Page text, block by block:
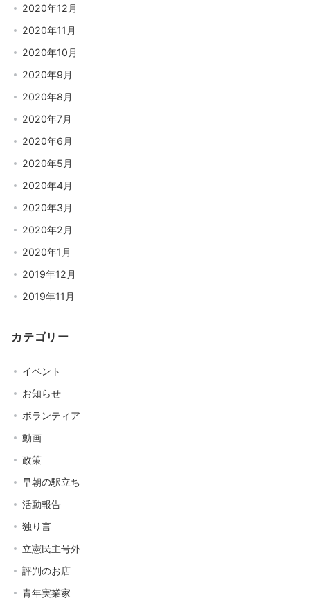
2020年12月
2020年11月
2020年10月
2020年9月
2020年8月
2020年7月
2020年6月
2020年5月
2020年4月
2020年3月
2020年2月
2020年1月
2019年12月
2019年11月
カテゴリー
イベント
お知らせ
ボランティア
動画
政策
早朝の駅立ち
活動報告
独り言
立憲民主号外
評判のお店
青年実業家